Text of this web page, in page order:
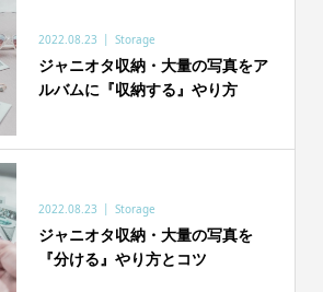
2022.08.23 Storage
ジャニオタ収納・大量の写真をア
ルバムに『収納する』やり方
2022.08.23 Storage
ジャニオタ収納・大量の写真を
『分ける』やり方とコツ